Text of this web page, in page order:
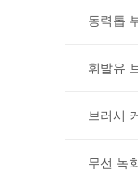
동력톱
휘발유
브러시
무선 녹